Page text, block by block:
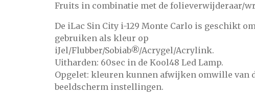
Fruits in combinatie met de folieverwijderaar/
De iLac Sin City i-129 Monte Carlo is geschikt
gebruiken als kleur op
iJel/Flubber/Sobiab®/Acrygel/Acrylink.
Uitharden: 60sec in de Kool48 Led Lamp.
Opgelet: kleuren kunnen afwijken omwille van
beeldscherm instellingen.